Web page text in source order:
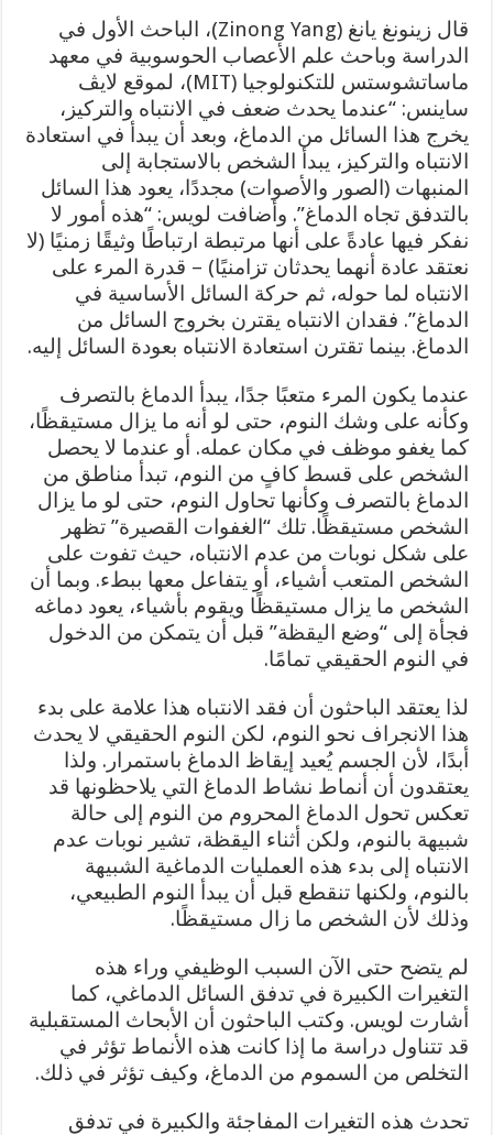
قال زينونغ يانغ (Zinong Yang)، الباحث الأول في
الدراسة وباحث علم الأعصاب الحوسوبية في معهد
ماساتشوستس للتكنولوجيا (MIT)، لموقع لايڤ
ساينس: “عندما يحدث ضعف في الانتباه والتركيز،
يخرج هذا السائل من الدماغ، وبعد أن يبدأ في استعادة
الانتباه والتركيز، يبدأ الشخص بالاستجابة إلى
المنبهات (الصور والأصوات) مجددًا، يعود هذا السائل
بالتدفق تجاه الدماغ”. وأضافت لويس: “هذه أمور لا
نفكر فيها عادةً على أنها مرتبطة ارتباطًا وثيقًا زمنيًا (لا
نعتقد عادة أنهما يحدثان تزامنيًا) – قدرة المرء على
الانتباه لما حوله، ثم حركة السائل الأساسية في
الدماغ”. فقدان الانتباه يقترن بخروج السائل من
الدماغ. بينما تقترن استعادة الانتباه بعودة السائل إليه.
عندما يكون المرء متعبًا جدًا، يبدأ الدماغ بالتصرف
وكأنه على وشك النوم، حتى لو أنه ما يزال مستيقظًا،
كما يغفو موظف في مكان عمله. أو عندما لا يحصل
الشخص على قسط كافٍ من النوم، تبدأ مناطق من
الدماغ بالتصرف وكأنها تحاول النوم، حتى لو ما يزال
الشخص مستيقظًا. تلك “الغفوات القصيرة” تظهر
على شكل نوبات من عدم الانتباه، حيث تفوت على
الشخص المتعب أشياء، أو يتفاعل معها ببطء. وبما أن
الشخص ما يزال مستيقظًا ويقوم بأشياء، يعود دماغه
فجأة إلى “وضع اليقظة” قبل أن يتمكن من الدخول
في النوم الحقيقي تمامًا.
لذا يعتقد الباحثون أن فقد الانتباه هذا علامة على بدء
هذا الانجراف نحو النوم، لكن النوم الحقيقي لا يحدث
أبدًا، لأن الجسم يُعيد إيقاظ الدماغ باستمرار. ولذا
يعتقدون أن أنماط نشاط الدماغ التي يلاحظونها قد
تعكس تحول الدماغ المحروم من النوم إلى حالة
شبيهة بالنوم، ولكن أثناء اليقظة، تشير نوبات عدم
الانتباه إلى بدء هذه العمليات الدماغية الشبيهة
بالنوم، ولكنها تنقطع قبل أن يبدأ النوم الطبيعي،
وذلك لأن الشخص ما زال مستيقظًا.
لم يتضح حتى الآن السبب الوظيفي وراء هذه
التغيرات الكبيرة في تدفق السائل الدماغي، كما
أشارت لويس. وكتب الباحثون أن الأبحاث المستقبلية
قد تتناول دراسة ما إذا كانت هذه الأنماط تؤثر في
التخلص من السموم من الدماغ، وكيف تؤثر في ذلك.
تحدث هذه التغيرات المفاجئة والكبيرة في تدفق